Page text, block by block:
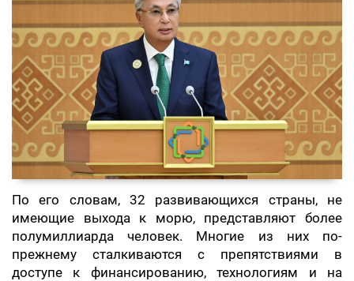
По его словам, 32 развивающихся страны, не
имеющие выхода к морю, представляют более
полумиллиарда человек. Многие из них по-
прежнему сталкиваются с препятствиями в
доступе к финансированию, технологиям и на